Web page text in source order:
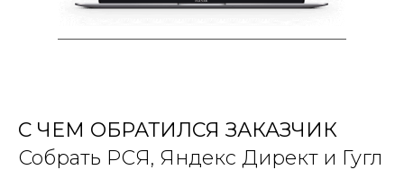
С ЧЕМ ОБРАТИЛСЯ ЗАКАЗЧИК
Собрать РСЯ, Яндекс Директ и Гугл